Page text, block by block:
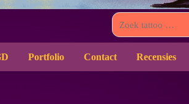
Portfolio Contact Recensies